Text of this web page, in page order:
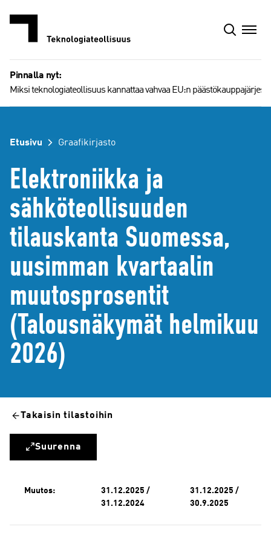
Pinnalla nyt:
Miksi teknologiateollisuus kannattaa vahvaa EU:n
Etusivu Graafikirjasto
Elektroniikka ja
sähköteollisuuden
tilauskanta Suomessa,
uusimman kvartaalin
muutosprosentit
(Talousnäkymät helmikuu
2026)
Takaisin tilastoihin
Suurenna
Muutos:
31.12.2025 /
31.12.2024
31.12.2025 /
30.9.2025